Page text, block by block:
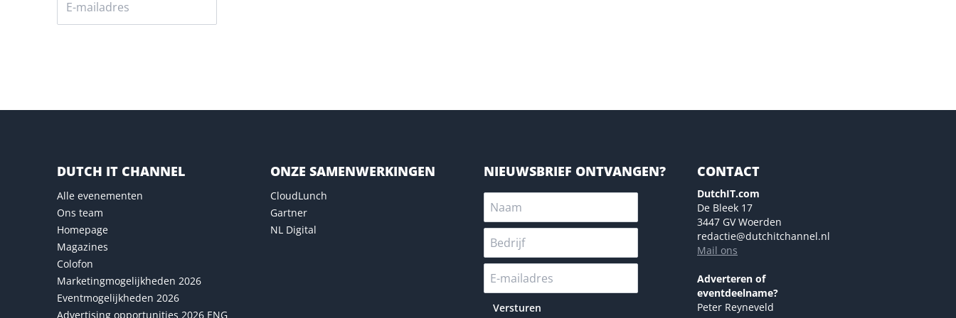
DUTCH IT CHANNEL
Alle evenementen
Ons team
Homepage
Magazines
Colofon
Marketingmogelijkheden 2026
Eventmogelijkheden 2026
Advertising opportunities 2026 ENG
ONZE SAMENWERKINGEN
CloudLunch
Gartner
NL Digital
NIEUWSBRIEF ONTVANGEN?
Versturen
CONTACT
DutchIT.com
De Bleek 17
3447 GV Woerden
redactie@dutchitchannel.nl
Mail ons
Adverteren of
eventdeelname?
Peter Reyneveld